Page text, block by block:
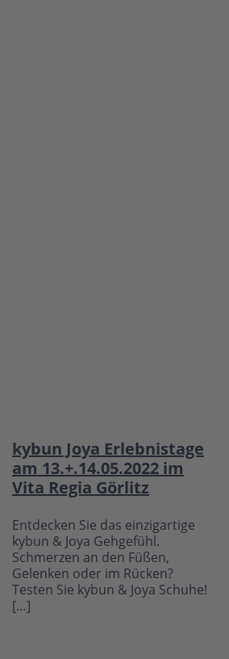
kybun Joya Erlebnistage
am 13.+.14.05.2022 im
Vita Regia Görlitz
Entdecken Sie das einzigartige
kybun & Joya Gehgefühl.
Schmerzen an den Füßen,
Gelenken oder im Rücken?
Testen Sie kybun & Joya Schuhe!
[…]